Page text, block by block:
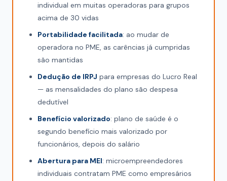
individual em muitas operadoras para grupos
acima de 30 vidas
Portabilidade facilitada: ao mudar de
operadora no PME, as carências já cumpridas
são mantidas
Dedução de IRPJ para empresas do Lucro Real
— as mensalidades do plano são despesa
dedutível
Benefício valorizado: plano de saúde é o
segundo benefício mais valorizado por
funcionários, depois do salário
Abertura para MEI: microempreendedores
individuais contratam PME como empresários